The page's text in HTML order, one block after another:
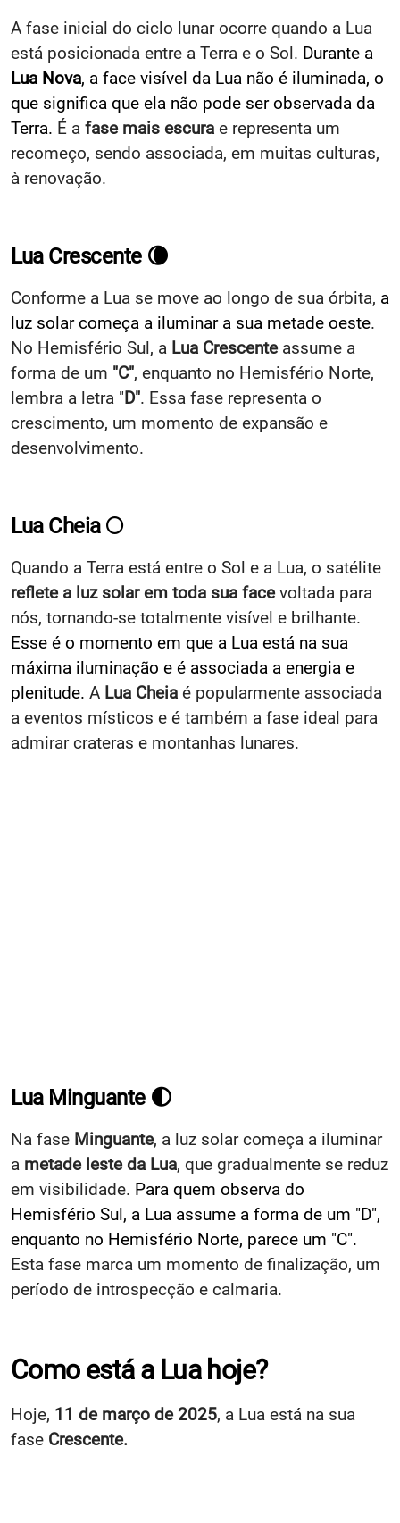
A fase inicial do ciclo lunar ocorre quando a Lua
está posicionada entre a Terra e o Sol. Durante a
Lua Nova, a face visível da Lua não é iluminada, o
que significa que ela não pode ser observada da
Terra. É a fase mais escura e representa um
recomeço, sendo associada, em muitas culturas,
à renovação.
Lua Crescente 🌘
Conforme a Lua se move ao longo de sua órbita, a
luz solar começa a iluminar a sua metade oeste.
No Hemisfério Sul, a Lua Crescente assume a
forma de um "C", enquanto no Hemisfério Norte,
lembra a letra "D". Essa fase representa o
crescimento, um momento de expansão e
desenvolvimento.
Lua Cheia 🌕
Quando a Terra está entre o Sol e a Lua, o satélite
reflete a luz solar em toda sua facevoltada para
nós, tornando-se totalmente visível e brilhante.
Esse é o momento em que a Lua está na sua
máxima iluminação e é associada a energia e
plenitude. A Lua Cheia é popularmente associada
a eventos místicos e é também a fase ideal para
admirar crateras e montanhas lunares.
Lua Minguante 🌓
Na fase Minguante, a luz solar começa a iluminar
a metade leste da Lua, que gradualmente se reduz
em visibilidade. Para quem observa do
Hemisfério Sul, a Lua assume a forma de um "D",
enquanto no Hemisfério Norte, parece um "C".
Esta fase marca um momento de finalização, um
período de introspecção e calmaria.
Como está a Lua hoje?
Hoje, 11 de março de 2025, a Lua está na sua
fase Crescente.